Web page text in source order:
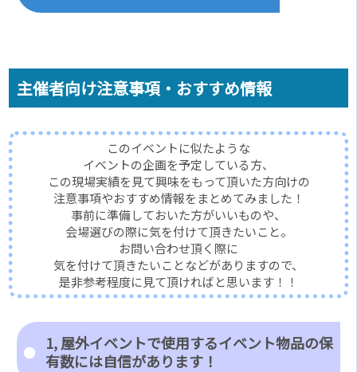
主催者向け注意事項・おすすめ情報
このイベントに似たような
イベントの企画を予定している方、
この現場実績を見て興味をもって頂いた方向けの
注意事項やおすすめ情報をまとめてみました！
事前に準備しておいた方がいいものや、
会場選びの際に気を付けて頂きたいこと。
お問い合わせ頂く際に
気を付けて頂きたいことなどがありますので、
是非参考程度に見て頂ければと思います！！
1, 屋外イベントで使用するイベント物品の保
有数には自信があります！